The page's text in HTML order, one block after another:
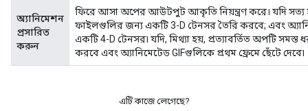
অ্যানিমেশন
প্রসারিত
করুন
ফিরে আসা অপের আউটপুট আকৃতি নিয়ন্ত্রণ করে। যদি সত্য
ফাইলগুলির জন্য একটি 3-D টেনসর তৈরি করবে; এবং
একটি 4-D টেনসর৷ যদি, মিথ্যা হয়, প্রত্যাবর্তিত অপটি
করবে এবং অ্যানিমেটেড GIFগুলিকে প্রথম ফ্রেমে ছেঁটে দেবে৷
এটি কাজে লেগেছে?